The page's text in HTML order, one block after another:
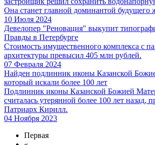
Она станет главной доминантой будущего
10 Июля 2024
Девелопер "Реновация" выкупит
Правды в Петербурге
Стоимость имущественного комплекса с
архитектуры превысил 405 млн рублей.
07 Февраля 2024
Найден подлинник иконы Казанской
который искали более 100 лет
Подлинник иконы Казанской Божией
считалась утерянной более 100 лет назад,
Патриарх Кирилл.
04 Ноября 2023
Первая